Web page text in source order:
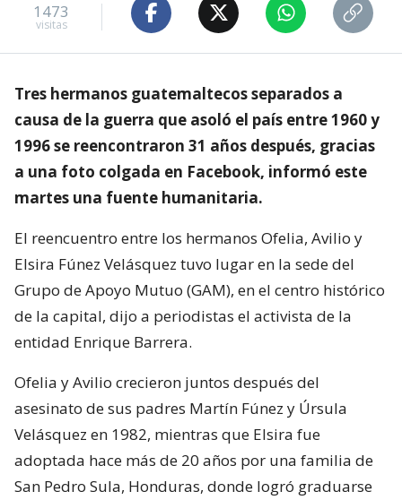
1473
visitas
Tres hermanos guatemaltecos separados a
causa de la guerra que asoló el país entre 1960 y
1996 se reencontraron 31 años después, gracias
a una foto colgada en Facebook, informó este
martes una fuente humanitaria.
El reencuentro entre los hermanos Ofelia, Avilio y
Elsira Fúnez Velásquez tuvo lugar en la sede del
Grupo de Apoyo Mutuo (GAM), en el centro histórico
de la capital, dijo a periodistas el activista de la
entidad Enrique Barrera.
Ofelia y Avilio crecieron juntos después del
asesinato de sus padres Martín Fúnez y Úrsula
Velásquez en 1982, mientras que Elsira fue
adoptada hace más de 20 años por una familia de
San Pedro Sula, Honduras, donde logró graduarse